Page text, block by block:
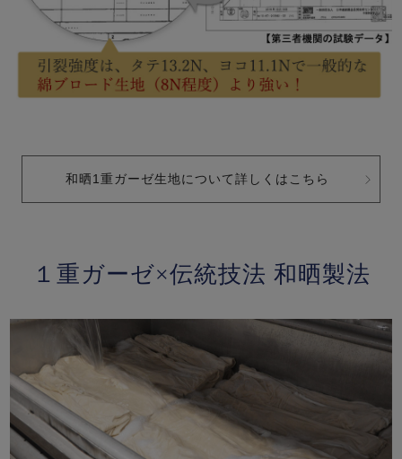
和晒1重ガーゼ生地について詳しくはこちら
１重ガーゼ×伝統技法 和晒製法